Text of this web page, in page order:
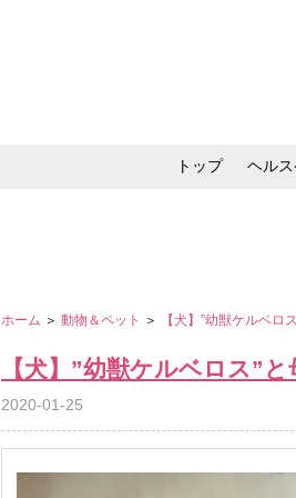
トップ ヘル
ホーム ＞ 動物＆ペット ＞ 【犬】”幼獣ケルベ
【犬】”幼獣ケルベロス”
2020-01-25